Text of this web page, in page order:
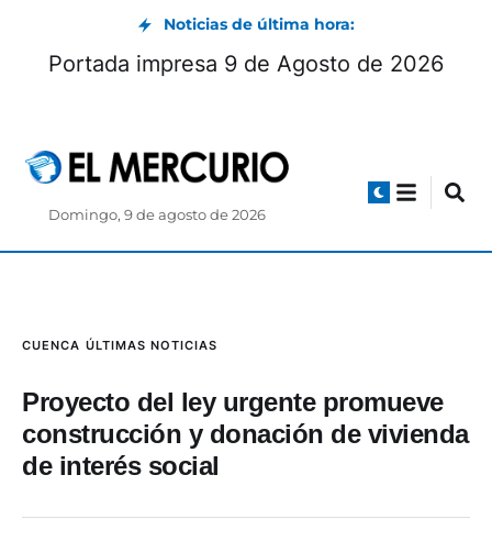
Noticias de última hora:
Portada impresa 9 de Agosto de 2026
Domingo, 9 de agosto de 2026
CUENCA ÚLTIMAS NOTICIAS
Proyecto del ley urgente promueve
construcción y donación de vivienda
de interés social